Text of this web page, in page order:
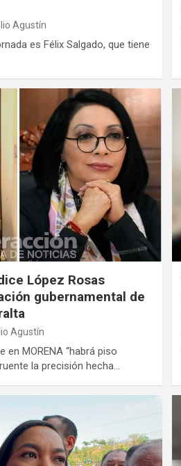
Agustín
es Félix Salgado, que tiene
López Rosas
gubernamental de
Agustín
MORENA “habrá piso
la precisión hecha…